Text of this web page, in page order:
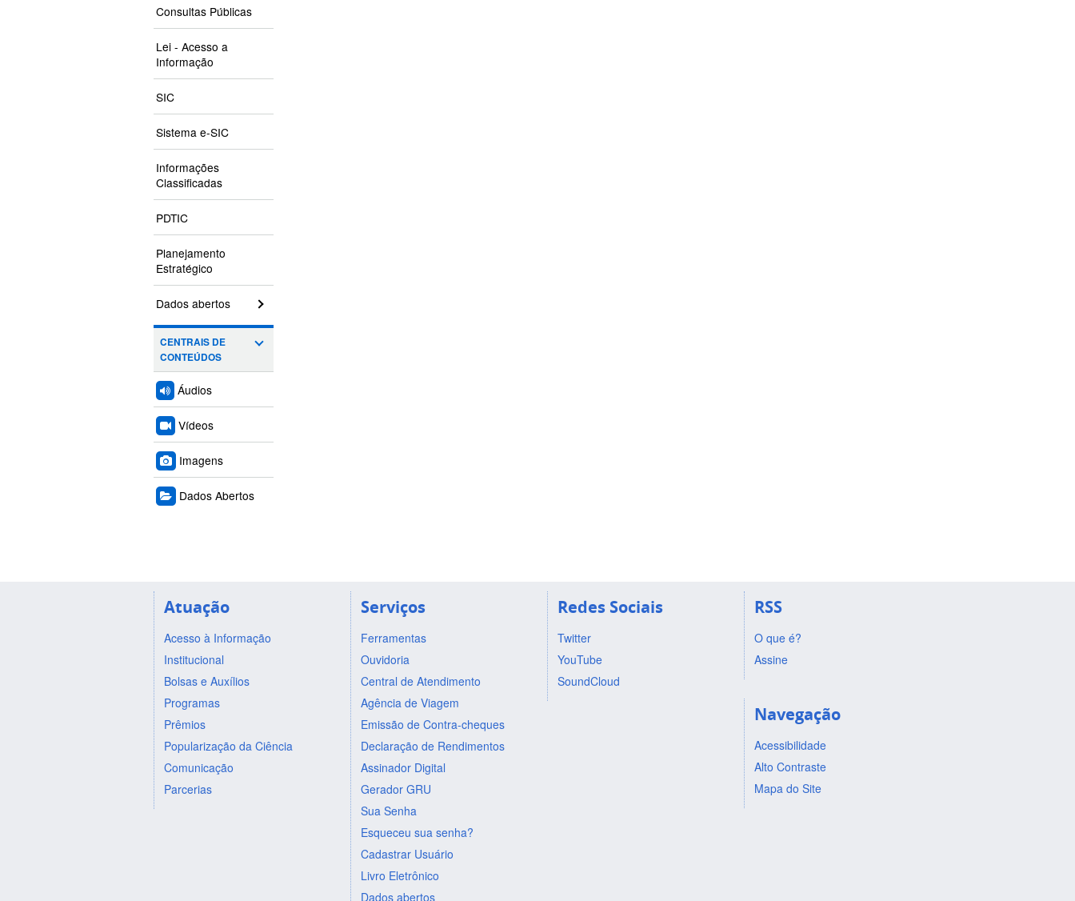
Consultas Públicas
Lei - Acesso a
Informação
SIC
Sistema e-SIC
Informações
Classificadas
PDTIC
Planejamento
Estratégico
Dados abertos
CENTRAIS DE
CONTEÚDOS
Áudios
Vídeos
Imagens
Dados Abertos
Atuação
Acesso à Informação
Institucional
Bolsas e Auxílios
Programas
Prêmios
Popularização da Ciência
Comunicação
Parcerias
Serviços
Ferramentas
Ouvidoria
Central de Atendimento
Agência de Viagem
Emissão de Contra-cheques
Declaração de Rendimentos
Assinador Digital
Gerador GRU
Sua Senha
Esqueceu sua senha?
Cadastrar Usuário
Livro Eletrônico
Dados abertos
Redes Sociais
Twitter
YouTube
SoundCloud
RSS
O que é?
Assine
Navegação
Acessibilidade
Alto Contraste
Mapa do Site